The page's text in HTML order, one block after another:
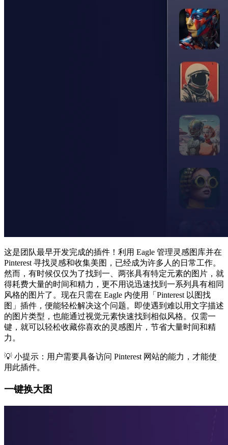
这是团队最早开发完成的插件！利用 Eagle 管理灵感图库并在
Pinterest 寻找灵感和收集美图，已经成为许多人的日常工作。
然而，有时候仅仅为了找到一、两张具有特定元素的图片，就
得耗费大量的时间和精力，更不用说迅速找到一系列具有相同
风格的图片了。现在只需在 Eagle 内使用「Pinterest 以图找
图」插件，便能轻松解决这个问题。即使遇到难以用文字描述
的图片类型，也能通过视觉元素快速找到相似风格。仅需一
键，就可以轻松收藏你喜欢的灵感图片，节省大量时间和精
力。
💡 小提示：用户需要具备访问 Pinterest 网站的能力，才能使
用此插件。
一键换大图